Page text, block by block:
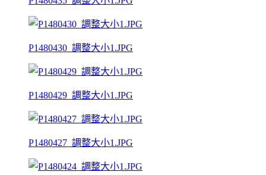
P1480430_調整大小1.JPG
P1480429_調整大小1.JPG
P1480427_調整大小1.JPG